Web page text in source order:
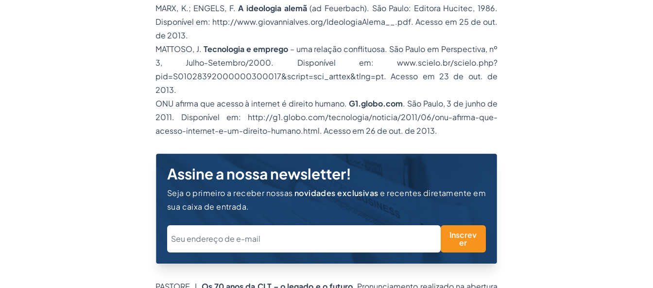
MARX, K.; ENGELS, F.A ideologia alemã(ad Feuerbach). São Paulo: Editora Hucitec, 1986.
Disponível em: http://www.giovannialves.org/IdeologiaAlema__.pdf. Acesso em 25 de out.
de 2013.
MATTOSO, J. Tecnologia e emprego – uma relação conflituosa. São Paulo em Perspectiva, nº
3, Julho-Setembro/2000. Disponível em: www.scielo.br/scielo.php?
pid=S01028392000000300017&script=sci_arttex&tlng=pt. Acesso em 23 de out. de
2013.
ONU afirma que acesso à internet é direito humano. G1.globo.com. São Paulo, 3 de junho de
2011. Disponível em: http://g1.globo.com/tecnologia/noticia/2011/06/onu-afirma-que-
acesso-internet-e-um-direito-humano.html. Acesso em 26 de out. de 2013.
Assine a nossa newsletter!
Seja o primeiro a receber nossasnovidades exclusivas e recentes diretamente em
sua caixa de entrada.
Inscrev
er